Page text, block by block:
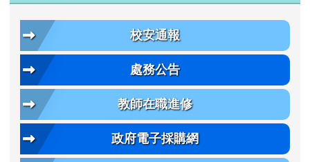
校安通報
處務公告
教師在職進修
政府電子採購網